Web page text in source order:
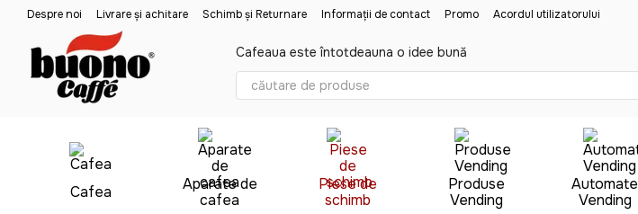
Mergi la conținutul principal
Despre noi Livrare și achitare Schimb și Returnare Informații de contact Promo Acordul utilizatorului
Cafeaua este întotdeauna o idee bună
Cafea
Aparate de
cafea
Piese de
schimb
Produse
Vending
Automate
Vending